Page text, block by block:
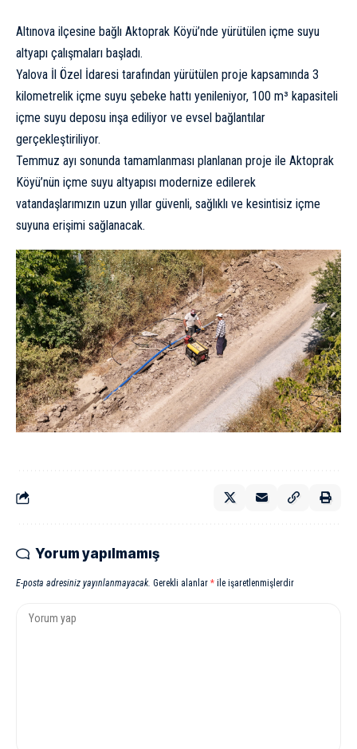
Altınova ilçesine bağlı Aktoprak Köyü’nde yürütülen içme suyu
altyapı çalışmaları başladı.
Yalova İl Özel İdaresi tarafından yürütülen proje kapsamında 3
kilometrelik içme suyu şebeke hattı yenileniyor, 100 m³ kapasiteli
içme suyu deposu inşa ediliyor ve evsel bağlantılar
gerçekleştiriliyor.
Temmuz ayı sonunda tamamlanması planlanan proje ile Aktoprak
Köyü’nün içme suyu altyapısı modernize edilerek
vatandaşlarımızın uzun yıllar güvenli, sağlıklı ve kesintisiz içme
suyuna erişimi sağlanacak.
Yorum yapılmamış
E-posta adresiniz yayınlanmayacak. Gerekli alanlar * ile işaretlenmişlerdir